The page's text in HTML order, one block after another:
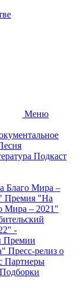
Меню
Подкаст
Благо Мира –
Премия "На
Мира – 2021"
-
Премии
Пресс-релиз о
Партнеры
Подборки